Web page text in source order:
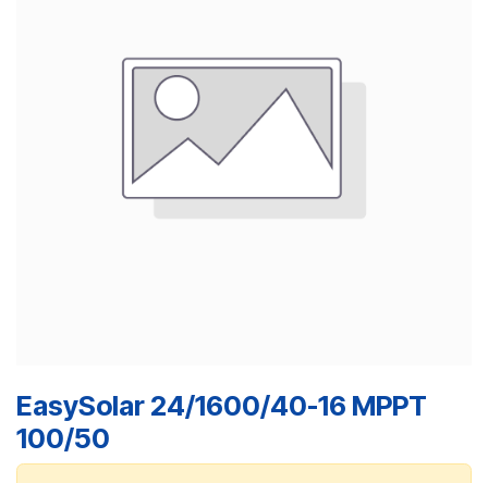
EasySolar 24/1600/40-16 MPPT
100/50